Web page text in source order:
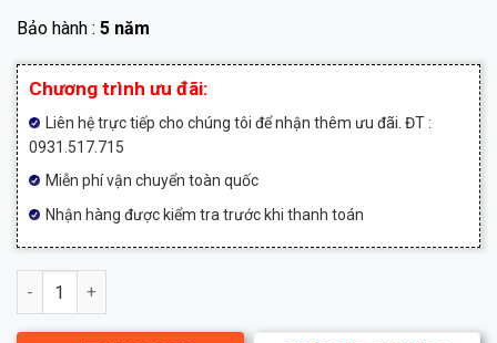
Bảo hành : 5 năm
Chương trình ưu đãi:
Liên hệ trực tiếp cho chúng tôi để nhận thêm ưu đãi. ĐT :
0931.517.715
Miễn phí vận chuyển toàn quốc
Nhận hàng được kiểm tra trước khi thanh toán
Móc treo đôi cao cấp Gappo G3805-2 số lượng